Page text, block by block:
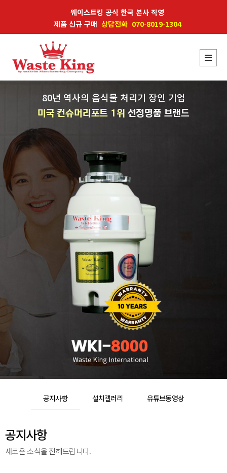
웨이스트킹 공식 한국 본사 직영
제품 신규 구매 상담전화 070-8019-1304
80년 역사의 음식물 처리기 장인 기업
미국 컨슈머리포트 1위 선정명품 브랜드
공지사항 설치갤러리 유튜브동영상
공지사항
새로운 소식을 전해드립니다.